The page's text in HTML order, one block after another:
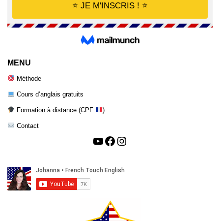
MENU
Méthode
Cours d’anglais gratuits
Formation à distance (CPF )
Contact